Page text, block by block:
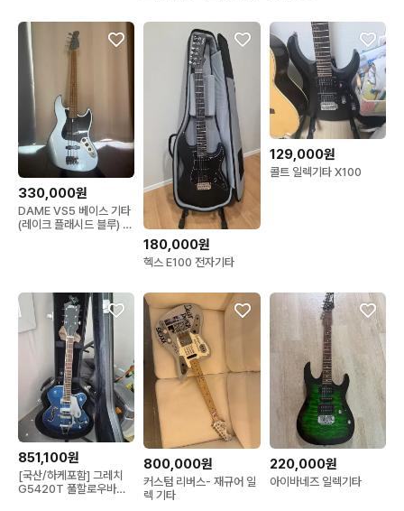
330,000원
DAME VS5 베이스 기타
(레이크 플래시드 블루) /
180,000원
헥스 E100 전자기타
129,000원
콜트 일렉기타 X100
851,100원
[국산/하케포함] 그레치
G5420T 풀할로우바디
800,000원
커스텀 리버스- 재규어 일
렉 기타
220,000원
아이바네즈 일렉기타